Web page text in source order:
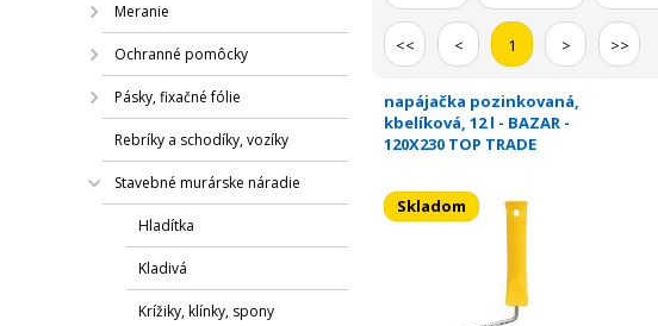
Meranie
Ochranné pomôcky
Pásky, fixačné fólie
Rebríky a schodíky, vozíky
Stavebné murárske náradie
Hladítka
Kladivá
Krížiky, klínky, spony
<< < 1 > >>
napájačka pozinkovaná,
kbelíková, 12 l - BAZAR -
120X230 TOP TRADE
Skladom